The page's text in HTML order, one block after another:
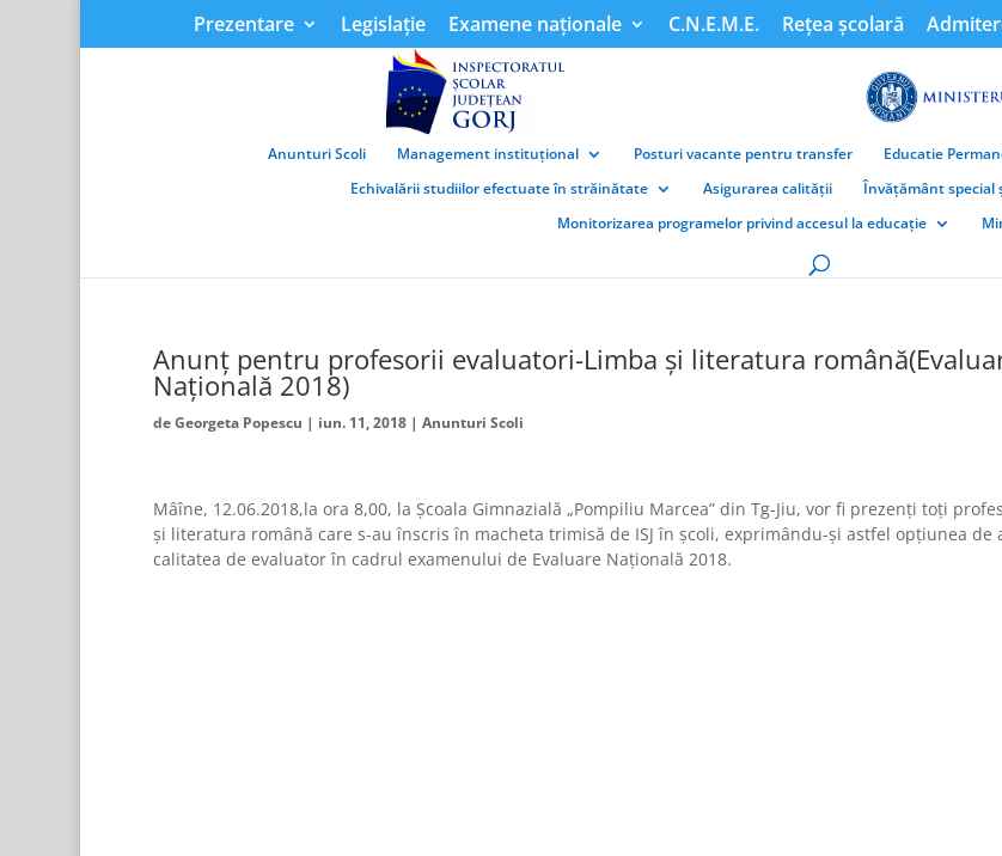
Prezentare Legislație Examene naționale C.N.E.M.E. Rețea școlară
Anunturi Scoli Management instituțional Posturi vacante pentru transfer Educatie
Echivalării studiilor efectuate în străinătate
Asigurarea calității Învățământ special
Monitorizarea programelor privind accesul la educație
Anunț pentru profesorii evaluatori-Limba și literatura
Națională 2018)
deGeorgeta Popescu | iun. 11, 2018| Anunturi Scoli
Mâîne, 12.06.2018,la ora 8,00, la Școala Gimnazială „Pompiliu Marcea” din Tg-Jiu, vor fi prezenți toți
și literatura română care s-au înscris în macheta trimisă de ISJ în școli, exprimându-și astfel opțiunea de
calitatea de evaluator în cadrul examenului de Evaluare Națională 2018.